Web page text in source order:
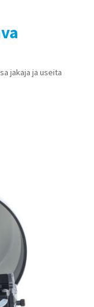
jakaja ja useita